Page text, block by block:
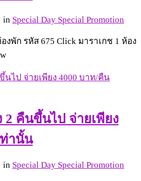
in Special Day Special Promotion
พัก รหัส 675 Click มาราเกช 1 ห้อง
2 คืนขึ้นไป จ่ายเพียง
านั้น
in Special Day Special Promotion